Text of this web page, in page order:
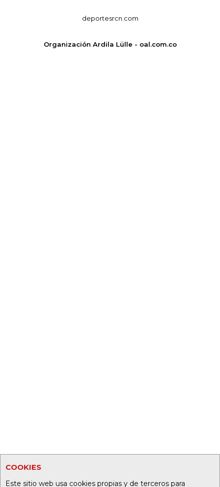
COOKIES
Este sitio web usa cookies propias y de terceros para
deportesrcn.com
Organización Ardila Lülle - oal.com.co